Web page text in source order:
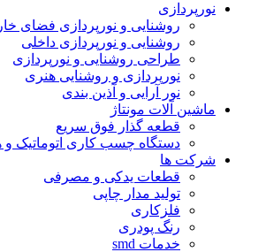
روشنایی و نورپردازی فضای خارجی
روشنایی و نورپردازی داخلی
طراحی روشنایی و نورپردازی
نورپردازی و روشنایی هنری
نور آرایی و آذین بندی
آلات مونتاژ
قطعه گذار فوق سریع
دستگاه چسب کاری اتوماتیک و هوشمند
ها
قطعات یدکی و مصرفی
تولید مدار چاپی
فلزکاری
رنگ پودری
خدمات smd